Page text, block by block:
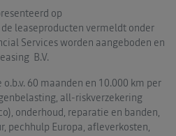
op
leaseproducten vermeldt onder
Services worden aangeboden en
B.V.
60 maanden en 10.000 km per
all-riskverzekering
onderhoud, reparatie en banden,
pechhulp Europa, afleverkosten,